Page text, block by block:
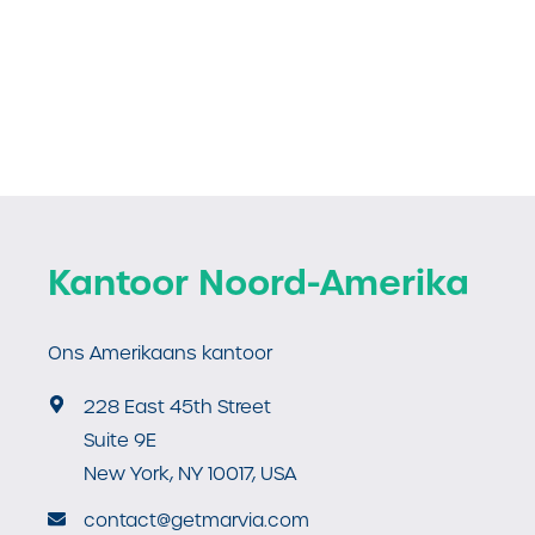
Kantoor Noord-Amerika
Ons Amerikaans kantoor
228 East 45th Street
Suite 9E
New York, NY 10017, USA
contact@getmarvia.com